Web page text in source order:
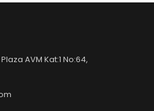
AVM Kat:1 No:64,